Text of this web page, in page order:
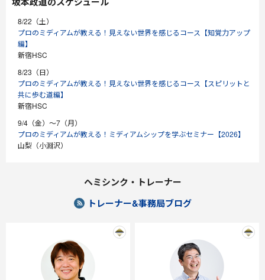
8/22（土）
プロのミディアムが教える！見えない世界を感じるコース【知覚力アップ
編】
新宿HSC
8/23（日）
プロのミディアムが教える！見えない世界を感じるコース【スピリットと
共に歩む道編】
新宿HSC
9/4（金）～7（月）
プロのミディアムが教える！ミディアムシップを学ぶセミナー【2026】
山梨（小淵沢）
ヘミシンク・トレーナー
トレーナー&事務局ブログ